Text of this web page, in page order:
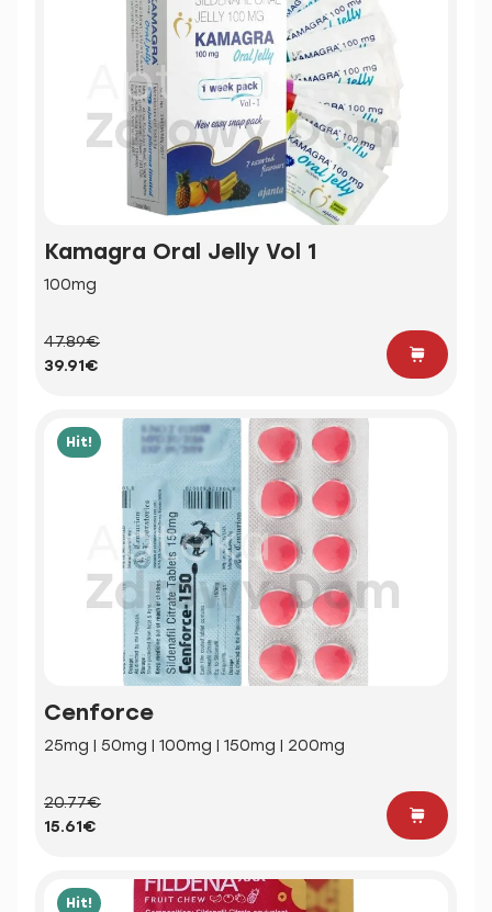
Kamagra Oral Jelly Vol 1
100mg
47.89€
39.91€
Hit!
Cenforce
25mg | 50mg | 100mg | 150mg | 200mg
20.77€
15.61€
Hit!